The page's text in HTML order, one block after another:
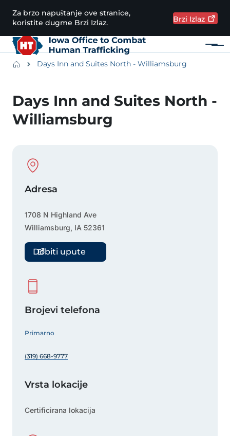
Preskoči na glavni sadržaj
Za brzo napuštanje ove stranice,
koristite dugme Brzi Izlaz.
Brzi Izlaz
Meni
Main navigation
BreadcrumbsDays Inn and Suites North - Williamsburg
Days Inn and Suites North -
Williamsburg
Physical Location
Adresa
1708 N Highland Ave
Williamsburg, IA 52361
Dobiti upute
Brojevi telefona
Primarno
(319) 668-9777
Vrsta lokacije
Certificirana lokacija